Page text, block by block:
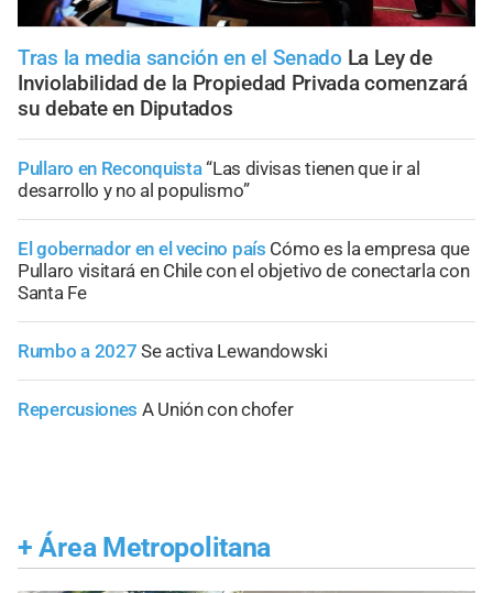
Tras la media sanción en el Senado La Ley de
Inviolabilidad de la Propiedad Privada comenzará
su debate en Diputados
Pullaro en Reconquista“Las divisas tienen que ir al
desarrollo y no al populismo”
El gobernador en el vecino país Cómo es la empresa que
Pullaro visitará en Chile con el objetivo de conectarla con
Santa Fe
Rumbo a 2027 Se activa Lewandowski
Repercusiones A Unión con chofer
+ Área Metropolitana